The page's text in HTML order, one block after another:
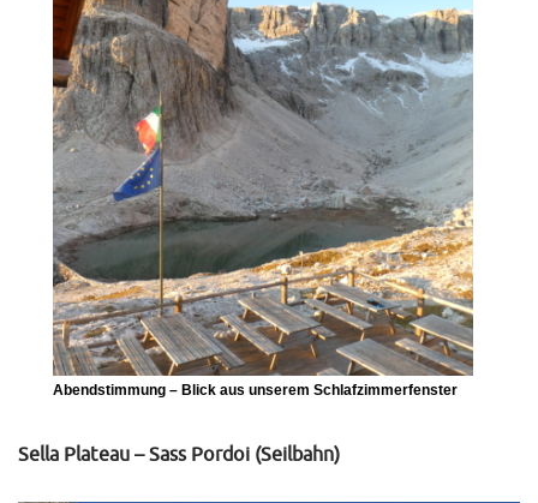
Abendstimmung – Blick aus unserem Schlafzimmerfenster
Sella Plateau – Sass Pordoi (Seilbahn)